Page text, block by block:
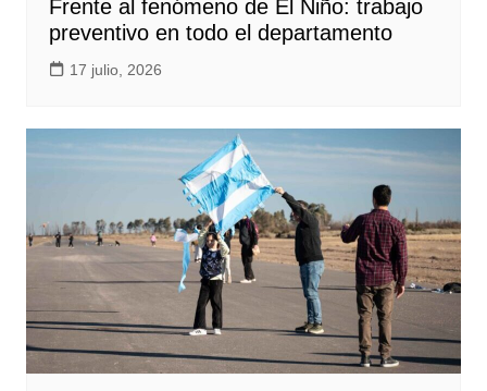
Frente al fenómeno de El Niño: trabajo
preventivo en todo el departamento
17 julio, 2026